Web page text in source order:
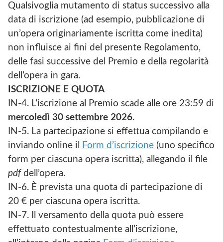
Qualsivoglia mutamento di status successivo alla
data di iscrizione (ad esempio, pubblicazione di
un’opera originariamente iscritta come inedita)
non influisce ai fini del presente Regolamento,
delle fasi successive del Premio e della regolarità
dell’opera in gara.
ISCRIZIONE E QUOTA
IN-4. L’iscrizione al Premio scade alle ore 23:59 di
mercoledì 30 settembre 2026.
IN-5. La partecipazione si effettua compilando e
inviando online il
Form d’iscrizione (uno specifico
form per ciascuna opera iscritta), allegando il file
pdfdell’opera.
IN-6. È prevista una quota di partecipazione di
20 € per ciascuna opera iscritta.
IN-7. Il versamento della quota può essere
effettuato contestualmente all’iscrizione,